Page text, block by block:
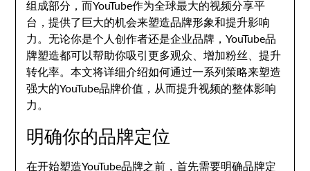
组成部分，而YouTube作为全球最大的视频分享平
台，提供了巨大的机会来塑造品牌形象和提升影响
力。无论你是个人创作者还是企业品牌，YouTube品
牌塑造都可以帮助你吸引更多观众、增加粉丝、提升
转化率。本文将详细介绍如何通过一系列策略来塑造
强大的YouTube品牌价值，从而提升视频的整体影响
力。
明确你的品牌定位
在开始塑造YouTube品牌之前，首先需要明确品牌定